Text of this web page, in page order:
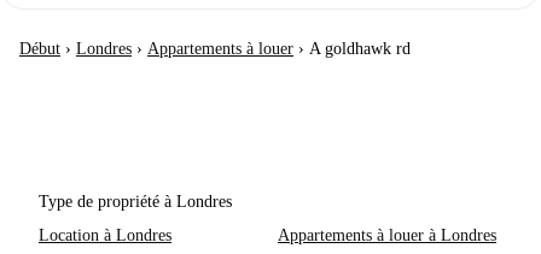
Début › Londres › Appartements à louer › A goldhawk rd
Type de propriété à Londres
Location à Londres
Appartements à louer à Londres